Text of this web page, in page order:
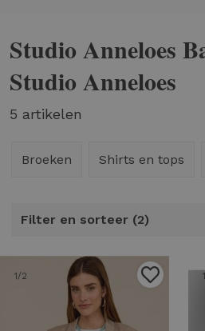
Studio Anneloes
Studio Anneloes
5 artikelen
Broeken Shirts en tops
Filter en sorteer 2
1/2 1